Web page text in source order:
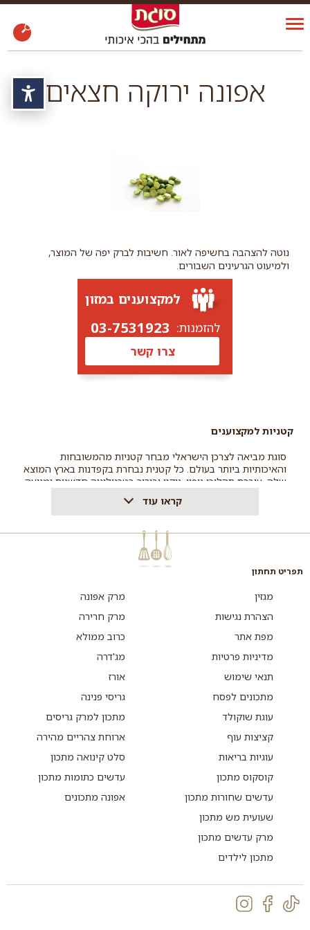
אפונה ירוקה חצאים
נוטה להצהבה בחשיפה לאור. חשיבות לברק יפה של המוצר,
ולמיעוט הגרעינים השבורים.
למקצוענים במזון
להזמנות: 03-7531923
צרו קשר
קטניות למקצוענים
סוגת מביאה לצרכן הישראלי מבחר קטניות מהמשובחות
והאיכותיות ביותר בעולם. כל קטנית נבחרת בקפדנות בארץ המוצא
שלה, עוברת תהליכי ניפוי, ניקוי ובירור בטכנולוגיה חדשנית ומגיעה
מבחר קטניות רחב, כגון סוגי שעועית, חומוס ועדשים ועוד.
קראו עוד
תפריט תחתון
מגזין
הצהרת נגישות
מפת אתר
מדיניות פרטיות
תנאי שימוש
מתכונים לפסח
עוגת שוקולד
קציצות עוף
עוגיות בריאות
קוסקוס מתכון
עדשים שחורות מתכון
שעועית מש מתכון
מרק עדשים מתכון
מתכון לילדים
מרק אפונה
מרק חרירה
כרוב ממולא
מג'דרה
אורז
גריסי פנינה
מתכון למרק גריסים
ארוחת צהריים מהירה
סלט קינואה מתכון
עדשים כתומות מתכון
אפונה מתכונים